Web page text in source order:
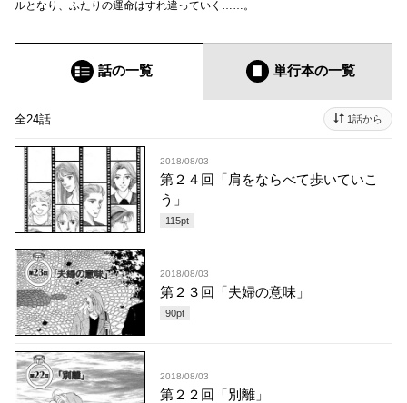
ルとなり、ふたりの運命はすれ違っていく……。
話の一覧 単行本の一覧
全24話 1話から
2018/08/03
第２４回「肩をならべて歩いていこ
う」
115pt
2018/08/03
第２３回「夫婦の意味」
90pt
2018/08/03
第２２回「別離」